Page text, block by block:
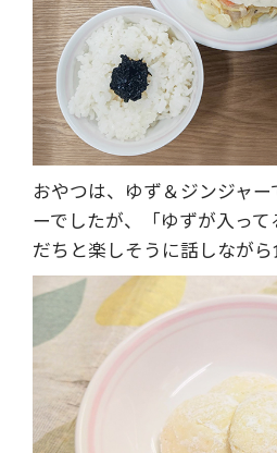
おやつは、ゆず＆ジンジャ
ーでしたが、「ゆずが入っ
だちと楽しそうに話しながら